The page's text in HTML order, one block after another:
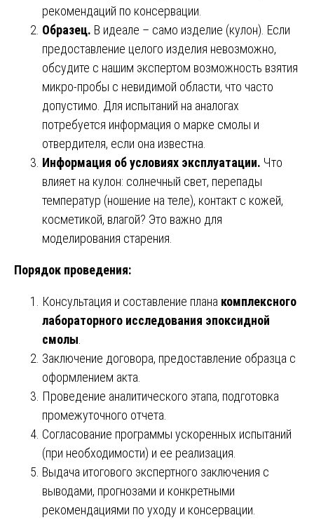
рекомендаций по консервации.
Образец. В идеале – само изделие (кулон). Если
предоставление целого изделия невозможно,
обсудите с нашим экспертом возможность взятия
микро-пробы с невидимой области, что часто
допустимо. Для испытаний на аналогах
потребуется информация о марке смолы и
отвердителя, если она известна.
Информация об условиях эксплуатации. Что
влияет на кулон: солнечный свет, перепады
температур (ношение на теле), контакт с кожей,
косметикой, влагой? Это важно для
моделирования старения.
Порядок проведения:
Консультация и составление плана комплексного
лабораторного исследования эпоксидной
смолы
Заключение договора, предоставление образца с
оформлением акта.
Проведение аналитического этапа, подготовка
промежуточного отчета.
Согласование программы ускоренных испытаний
(при необходимости) и ее реализация.
Выдача итогового экспертного заключения с
выводами, прогнозами и конкретными
рекомендациями по уходу и консервации.